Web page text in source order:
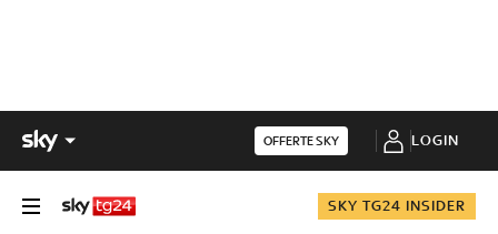
OFFERTE SKY LOGIN
SKY TG24 INSIDER